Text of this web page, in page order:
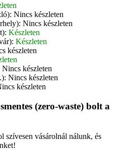
Nincs készleten
Nincs készleten
Készleten
Készleten
készleten
Nincs készleten
Nincs készleten
készleten
(zero-waste) bolt a
szívesen vásárolnál nálunk, és